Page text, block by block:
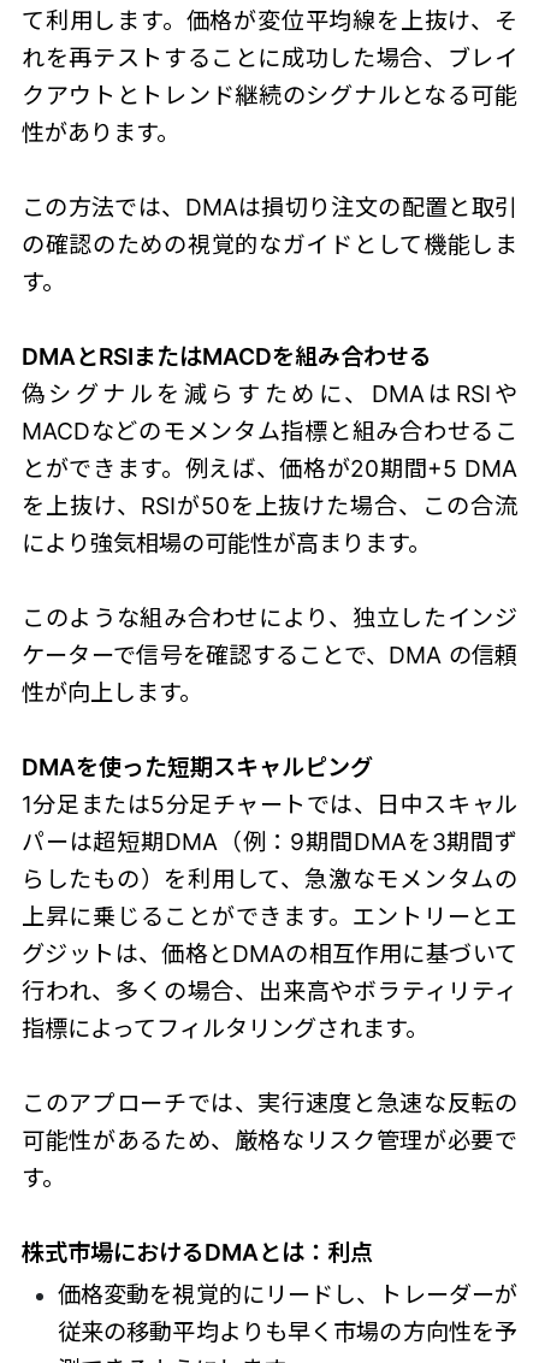
て利用します。価格が変位平均線を上抜け、そ
れを再テストすることに成功した場合、ブレイ
クアウトとトレンド継続のシグナルとなる可能
性があります。
この方法では、DMAは損切り注文の配置と取引
の確認のための視覚的なガイドとして機能しま
す。
DMAとRSIまたはMACDを組み合わせる
偽シグナルを減らすために、DMAはRSIや
MACDなどのモメンタム指標と組み合わせるこ
とができます。例えば、価格が20期間+5 DMA
を上抜け、RSIが50を上抜けた場合、この合流
により強気相場の可能性が高まります。
このような組み合わせにより、独立したインジ
ケーターで信号を確認することで、DMA の信頼
性が向上します。
DMAを使った短期スキャルピング
1分足または5分足チャートでは、日中スキャル
パーは超短期DMA（例：9期間DMAを3期間ず
らしたもの）を利用して、急激なモメンタムの
上昇に乗じることができます。エントリーとエ
グジットは、価格とDMAの相互作用に基づいて
行われ、多くの場合、出来高やボラティリティ
指標によってフィルタリングされます。
このアプローチでは、実行速度と急速な反転の
可能性があるため、厳格なリスク管理が必要で
す。
株式市場におけるDMAとは： 利点
価格変動を視覚的にリードし、トレーダーが
従来の移動平均よりも早く市場の方向性を予